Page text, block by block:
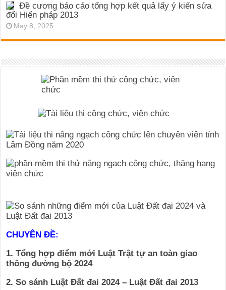
Đề cương báo cáo tổng hợp kết quả lấy ý kiến sửa
đổi Hiến pháp 2013
May 8, 2025
CHUYÊN ĐỀ:
1. Tổng hợp điểm mới Luật Trật tự an toàn giao
thông đường bộ 2024
2. So sánh Luật Đất đai 2024 – Luật Đất đai 2013